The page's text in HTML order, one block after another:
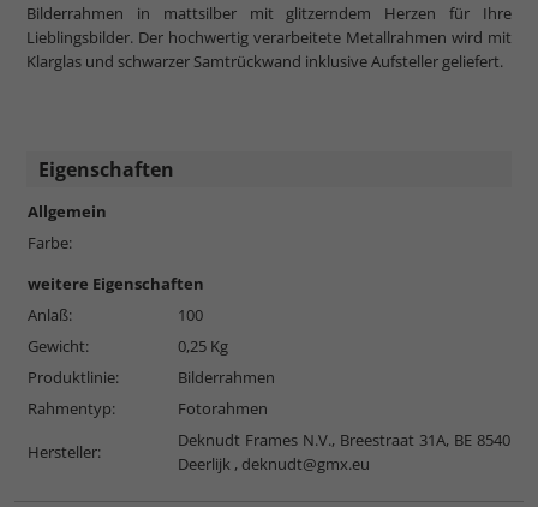
Bilderrahmen in mattsilber mit glitzerndem Herzen für Ihre
Lieblingsbilder. Der hochwertig verarbeitete Metallrahmen wird mit
Klarglas und schwarzer Samtrückwand inklusive Aufsteller geliefert.
Eigenschaften
Allgemein
Farbe:
weitere Eigenschaften
Anlaß:
100
Gewicht:
0,25 Kg
Produktlinie:
Bilderrahmen
Rahmentyp:
Fotorahmen
Hersteller:
Deknudt Frames N.V., Breestraat 31A, BE 8540
Deerlijk , deknudt@gmx.eu